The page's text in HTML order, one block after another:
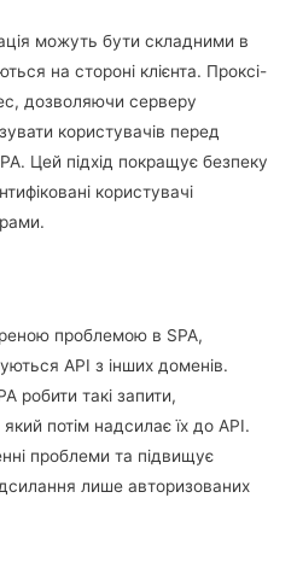
можуть бути складними в
на стороні клієнта. Проксі-
дозволяючи серверу
користувачів перед
Цей підхід покращує безпеку
користувачі
проблемою в SPA,
API з інших доменів.
робити такі запити,
потім надсилає їх до API.
проблеми та підвищує
лише авторизованих